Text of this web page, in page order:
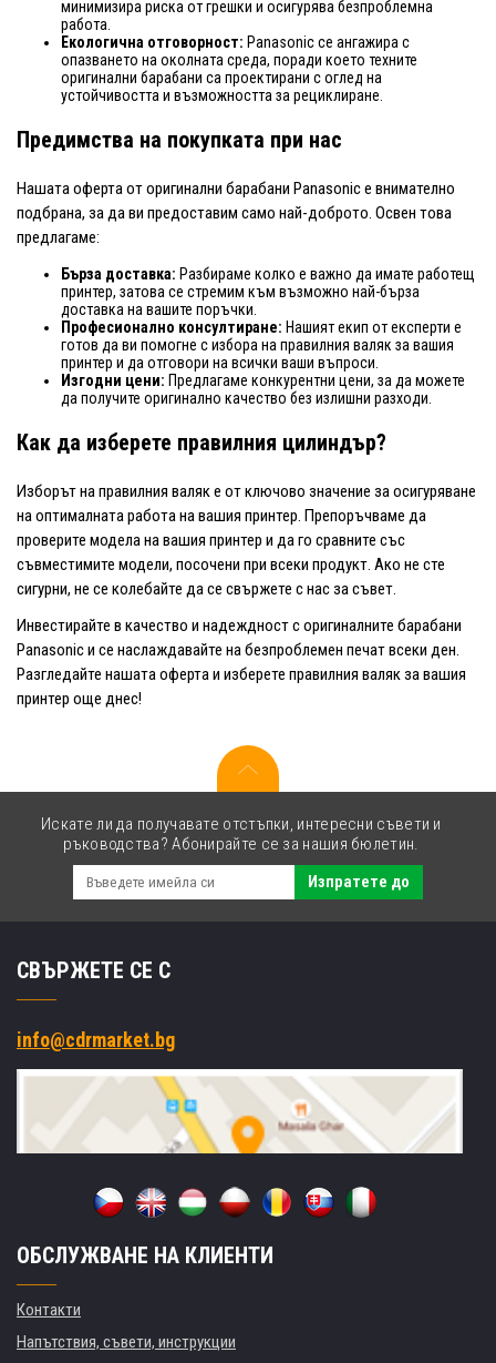
минимизира риска от грешки и осигурява безпроблемна
работа.
Екологична отговорност: Panasonic се ангажира с
опазването на околната среда, поради което техните
оригинални барабани са проектирани с оглед на
устойчивостта и възможността за рециклиране.
Предимства на покупката при нас
Нашата оферта от оригинални барабани Panasonic е внимателно
подбрана, за да ви предоставим само най-доброто. Освен това
предлагаме:
Бърза доставка: Разбираме колко е важно да имате работещ
принтер, затова се стремим към възможно най-бърза
доставка на вашите поръчки.
Професионално консултиране: Нашият екип от експерти е
готов да ви помогне с избора на правилния валяк за вашия
принтер и да отговори на всички ваши въпроси.
Изгодни цени: Предлагаме конкурентни цени, за да можете
да получите оригинално качество без излишни разходи.
Как да изберете правилния цилиндър?
Изборът на правилния валяк е от ключово значение за осигуряване
на оптималната работа на вашия принтер. Препоръчваме да
проверите модела на вашия принтер и да го сравните със
съвместимите модели, посочени при всеки продукт. Ако не сте
сигурни, не се колебайте да се свържете с нас за съвет.
Инвестирайте в качество и надеждност с оригиналните барабани
Panasonic и се наслаждавайте на безпроблемен печат всеки ден.
Разгледайте нашата оферта и изберете правилния валяк за вашия
принтер още днес!
Искате ли да получавате отстъпки, интересни съвети и
ръководства? Абонирайте се за нашия бюлетин.
Изпратете до
СВЪРЖЕТЕ СЕ С
info@cdrmarket.bg
ОБСЛУЖВАНЕ НА КЛИЕНТИ
Контакти
Напътствия, съвети, инструкции